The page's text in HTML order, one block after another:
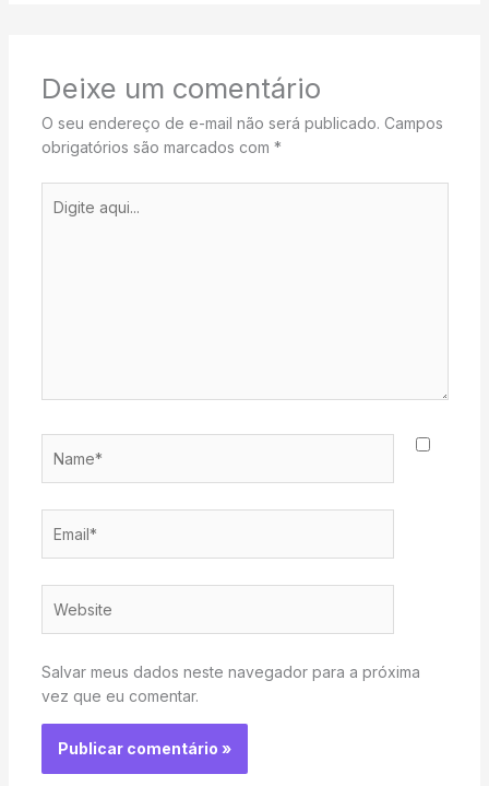
Deixe um comentário
O seu endereço de e-mail não será publicado. Campos
obrigatórios são marcados com *
aqui...
Salvar meus dados neste navegador para a próxima
vez que eu comentar.